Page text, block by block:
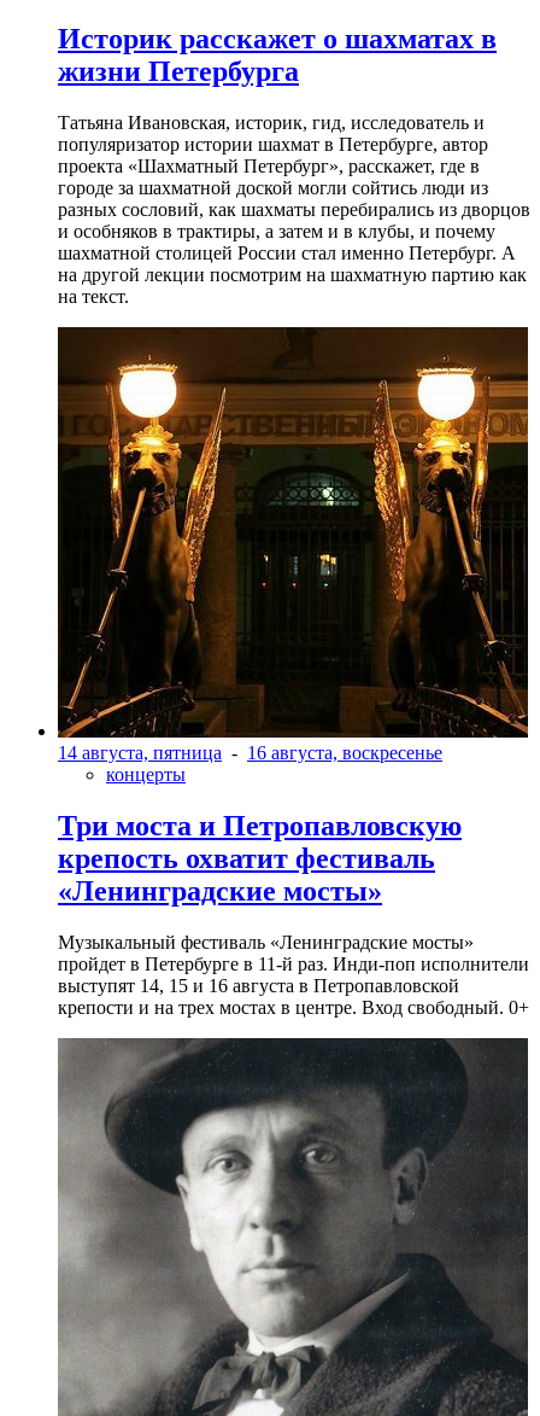
Историк расскажет о шахматах в
жизни Петербурга
Татьяна Ивановская, историк, гид, исследователь и
популяризатор истории шахмат в Петербурге, автор
проекта «Шахматный Петербург», расскажет, где в
городе за шахматной доской могли сойтись люди из
разных сословий, как шахматы перебирались из дворцов
и особняков в трактиры, а затем и в клубы, и почему
шахматной столицей России стал именно Петербург. А
на другой лекции посмотрим на шахматную партию как
на текст.
14 августа, пятница - 16 августа, воскресенье
концерты
Три моста и Петропавловскую
крепость охватит фестиваль
«Ленинградские мосты»
Музыкальный фестиваль «Ленинградские мосты»
пройдет в Петербурге в 11-й раз. Инди-поп исполнители
выступят 14, 15 и 16 августа в Петропавловской
крепости и на трех мостах в центре. Вход свободный. 0+